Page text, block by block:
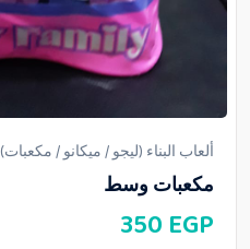
ألعاب البناء (ليجو / ميكانو / مكعبات)
مكعبات وسط
350 EGP